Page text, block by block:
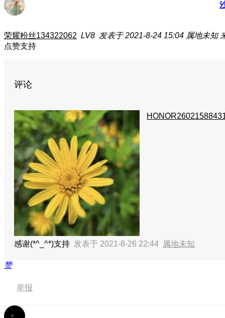
荣耀粉丝134322062 LV8 发表于 2021-8-24 15:04 属地未知
点赞支持
评论
感谢(*^_^*)支持 发表于 2021-8-26 22:44 属地未知
赞
举报